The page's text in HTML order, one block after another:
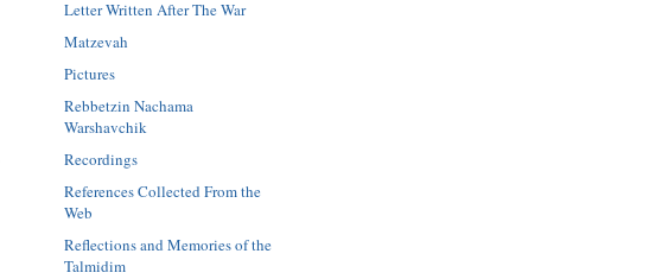
Letter Written After The War
Matzevah
Pictures
Rebbetzin Nachama
Warshavchik
Recordings
References Collected From the
Web
Reflections and Memories of the
Talmidim